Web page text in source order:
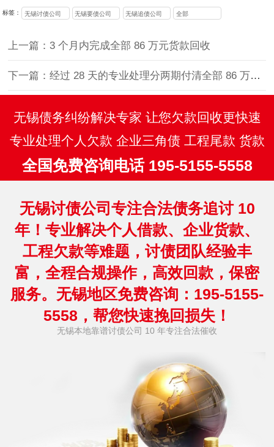
标签： 无锡讨债公司 无锡要债公司 无锡追债公司 全部
上一篇：3 个月内完成全部 86 万元货款回收
下一篇：经过 28 天的专业处理分两期付清全部 86 万元欠款
无锡债务纠纷解决专家 让您欠款回收更快速
专业处理个人欠款 企业三角债 工程尾款 货款
全国免费咨询电话 195-5155-5558
无锡讨债公司专注合法债务追讨 10
年！专业解决个人借款、企业货款、
工程欠款等难题，讨债团队经验丰
富，全程合规操作，高效回款，保密
服务。无锡地区免费咨询：195-5155-
5558，帮您快速挽回损失！
无锡本地靠谱讨债公司 10 年专注合法催收